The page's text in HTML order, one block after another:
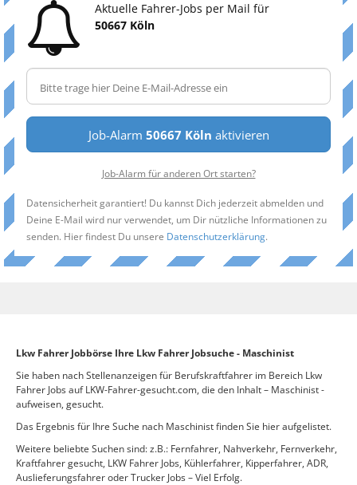
Aktuelle Fahrer-Jobs per Mail für
50667 Köln
Job-Alarm 50667 Köln aktivieren
Job-Alarm für anderen Ort starten?
Datensicherheit garantiert! Du kannst Dich jederzeit abmelden und
Deine E-Mail wird nur verwendet, um Dir nützliche Informationen zu
senden. Hier findest Du unsere Datenschutzerklärung.
Lkw Fahrer Jobbörse Ihre Lkw Fahrer Jobsuche - Maschinist
Sie haben nach Stellenanzeigen für Berufskraftfahrer im Bereich Lkw
Fahrer Jobs auf LKW-Fahrer-gesucht.com, die den Inhalt – Maschinist -
aufweisen, gesucht.
Das Ergebnis für Ihre Suche nach Maschinist finden Sie hier aufgelistet.
Weitere beliebte Suchen sind: z.B.: Fernfahrer, Nahverkehr, Fernverkehr,
Kraftfahrer gesucht, LKW Fahrer Jobs, Kühlerfahrer, Kipperfahrer, ADR,
Auslieferungsfahrer oder Trucker Jobs – Viel Erfolg.